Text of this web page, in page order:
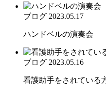
ブログ 2023.05.17
ハンドベルの演奏会
ブログ 2023.05.16
看護助手をされている